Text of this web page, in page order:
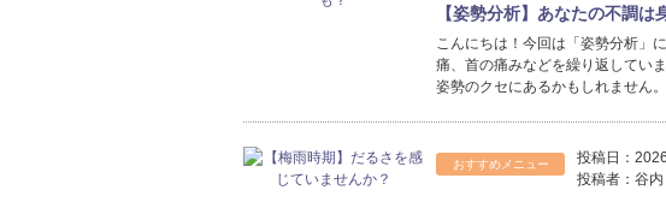
【姿勢分析】あなたの不調は
こんにちは！今回は「姿勢分析」
痛、首の痛みなどを繰り返してい
姿勢のクセにあるかもしれません
おすすめメニュー 投稿日：
投稿者： 谷